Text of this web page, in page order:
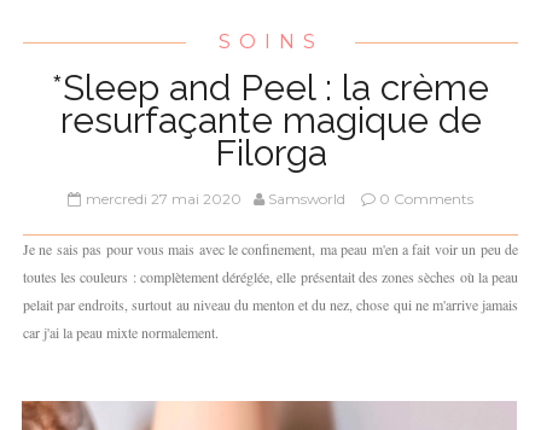
SOINS
*Sleep and Peel : la crème
resurfaçante magique de
Filorga
mercredi 27 mai 2020 Samsworld 0 Comments
Je ne sais pas pour vous mais avec le confinement, ma peau m'en a fait voir un peu de
toutes les couleurs : complètement déréglée, elle présentait des zones sèches où la peau
pelait par endroits, surtout au niveau du menton et du nez, chose qui ne m'arrive jamais
car j'ai la peau mixte normalement.